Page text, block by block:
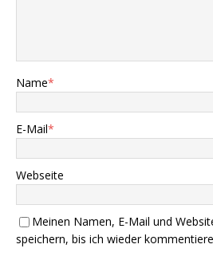
Name*
E-Mail*
Webseite
Meinen Namen, E-Mail und
speichern, bis ich wieder